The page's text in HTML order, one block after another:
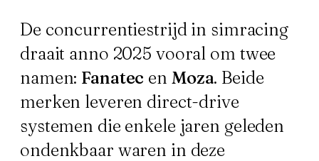
De concurrentiestrijd in simracing
draait anno 2025 vooral om twee
namen: Fanatec en Moza. Beide
merken leveren direct-drive
systemen die enkele jaren geleden
ondenkbaar waren in deze